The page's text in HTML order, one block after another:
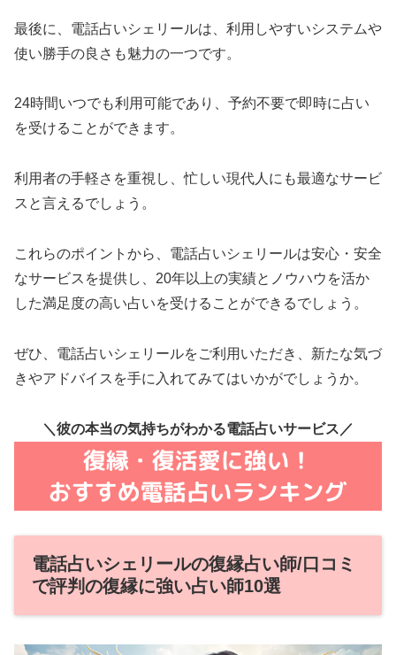
最後に、電話占いシェリールは、利用しやすいシステムや
使い勝手の良さも魅力の一つです。
24時間いつでも利用可能であり、予約不要で即時に占い
を受けることができます。
利用者の手軽さを重視し、忙しい現代人にも最適なサービ
スと言えるでしょう。
これらのポイントから、電話占いシェリールは安心・安全
なサービスを提供し、20年以上の実績とノウハウを活か
した満足度の高い占いを受けることができるでしょう。
ぜひ、電話占いシェリールをご利用いただき、新たな気づ
きやアドバイスを手に入れてみてはいかがでしょうか。
＼彼の本当の気持ちがわかる電話占いサービス／
電話占いシェリールの復縁占い師/口コミ
で評判の復縁に強い占い師10選